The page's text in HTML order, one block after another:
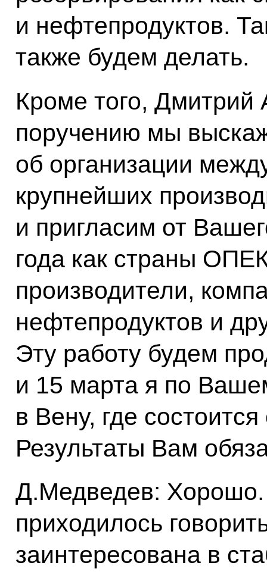
и нефтепродуктов.
также будем делать.
Кроме того,
поручению мы
об организации
крупнейших
и пригласим от
года как страны
производители,
нефтепродуктов и
Эту работу будем
и 15 марта я по
в Вену, где
Результаты Вам
Д.Медведев: Хорошо.
приходилось
заинтересована в